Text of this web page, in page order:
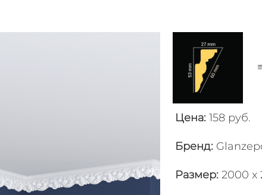
Цена: 158 руб.
Бренд:
Размер: 2000 x